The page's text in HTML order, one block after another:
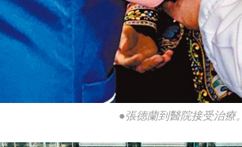
●張德蘭到醫院接受治療。